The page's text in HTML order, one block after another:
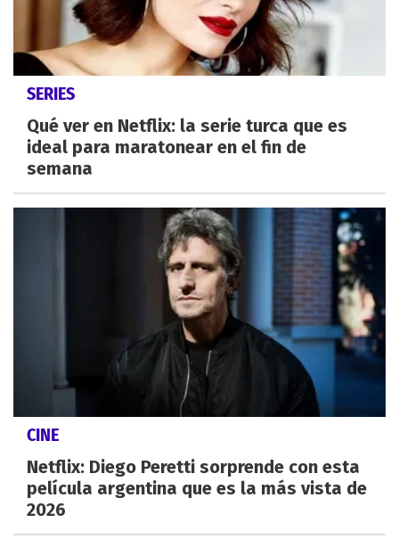
SERIES
Qué ver en Netflix: la serie turca que es
ideal para maratonear en el fin de
semana
CINE
Netflix: Diego Peretti sorprende con esta
película argentina que es la más vista de
2026